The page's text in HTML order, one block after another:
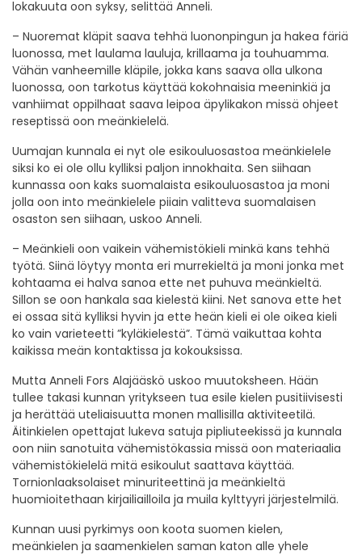
lokakuuta oon syksy, selittää Anneli.
– Nuoremat kläpit saava tehhä luononpingun ja hakea färiä
luonossa, met laulama lauluja, krillaama ja touhuamma.
Vähän vanheemille kläpile, jokka kans saava olla ulkona
luonossa, oon tarkotus käyttää kokohnaisia meeninkiä ja
vanhiimat oppilhaat saava leipoa äpylikakon missä ohjeet
reseptissä oon meänkielelä.
Uumajan kunnala ei nyt ole esikouluosastoa meänkielele
siksi ko ei ole ollu kylliksi paljon innokhaita. Sen siihaan
kunnassa oon kaks suomalaista esikouluosastoa ja moni
jolla oon into meänkielele piiain valitteva suomalaisen
osaston sen siihaan, uskoo Anneli.
– Meänkieli oon vaikein vähemistökieli minkä kans tehhä
työtä. Siinä löytyy monta eri murrekieltä ja moni jonka met
kohtaama ei halva sanoa ette net puhuva meänkieltä.
Sillon se oon hankala saa kielestä kiini. Net sanova ette het
ei ossaa sitä kylliksi hyvin ja ette heän kieli ei ole oikea kieli
ko vain varieteetti ”kyläkielestä”. Tämä vaikuttaa kohta
kaikissa meän kontaktissa ja kokouksissa.
Mutta Anneli Fors Alajääskö uskoo muutoksheen. Hään
tullee takasi kunnan yritykseen tua esile kielen pusitiivisesti
ja herättää uteliaisuutta monen mallisilla aktiviteetilä.
Äitinkielen opettajat lukeva satuja pipliuteekissä ja kunnala
oon niin sanotuita vähemistökassia missä oon materiaalia
vähemistökielelä mitä esikoulut saattava käyttää.
Tornionlaaksolaiset minuriteettinä ja meänkieltä
huomioitethaan kirjailiailloila ja muila kylttyyri järjestelmilä.
Kunnan uusi pyrkimys oon koota suomen kielen,
meänkielen ja saamenkielen saman katon alle yhele